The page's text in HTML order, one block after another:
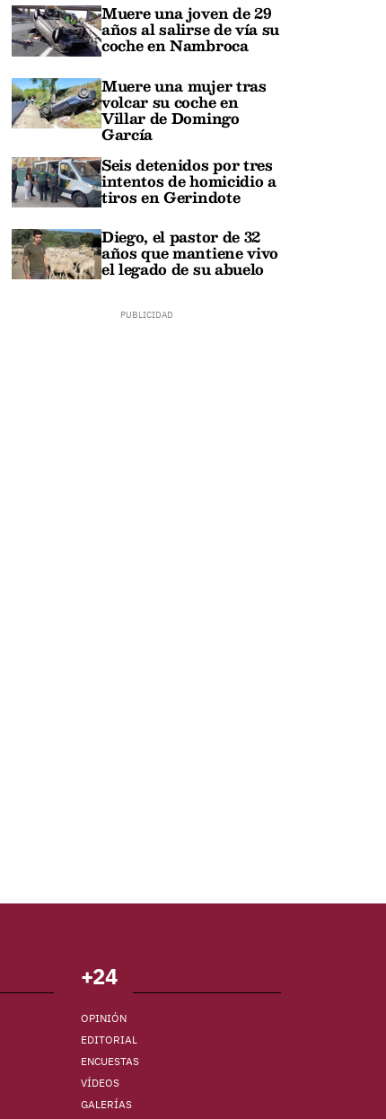
Muere una joven de 29
años al salirse de vía su
coche en Nambroca
Muere una mujer tras
volcar su coche en
Villar de Domingo
García
Seis detenidos por tres
intentos de homicidio a
tiros en Gerindote
Diego, el pastor de 32
años que mantiene vivo
el legado de su abuelo
+24
OPINIÓN
EDITORIAL
ENCUESTAS
VÍDEOS
GALERÍAS